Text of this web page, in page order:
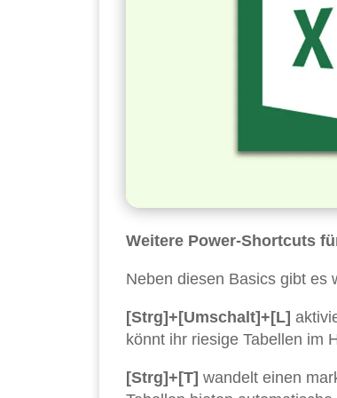
Weitere Power-Shortcuts
Neben diesen Basics gibt es
[Strg]+[Umschalt]+[L]
könnt ihr riesige Tabellen im
[Strg]+[T] wandelt einen